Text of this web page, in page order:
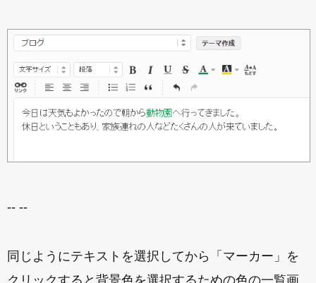
-- --
同じようにテキストを選択してから「マーカー」を
クリックすると背景色を選択するための色の一覧画